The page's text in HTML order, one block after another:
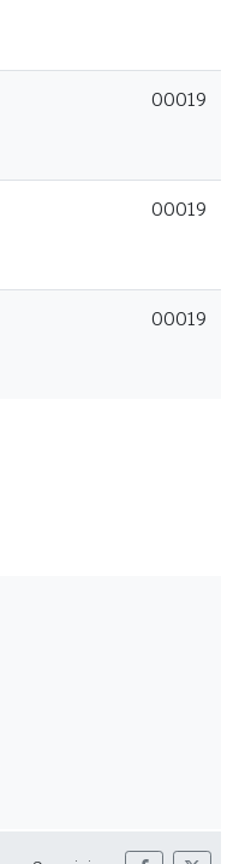
00019
00019
00019